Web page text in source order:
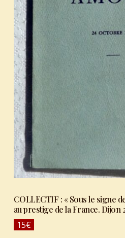
COLLECTIF : « Sous le signe
au prestige de la France. Dijon
15€